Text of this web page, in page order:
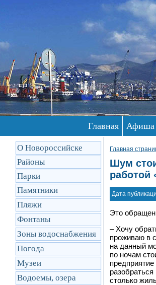
Главная Афиша
О Новороссийске
Районы
Парки
Памятники
Пляжи
Фонтаны
Зоны водоснабжения
Погода
Музеи
Водоемы, озера
Главная
Шум
работой
Дата
Это
– Хочу
проживаю в
на данный
по ночам
столько